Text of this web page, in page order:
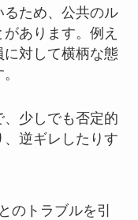
るため、公共のル
あります。例え
対して横柄な態
少しでも否定的
逆ギレしたりす
のトラブルを引